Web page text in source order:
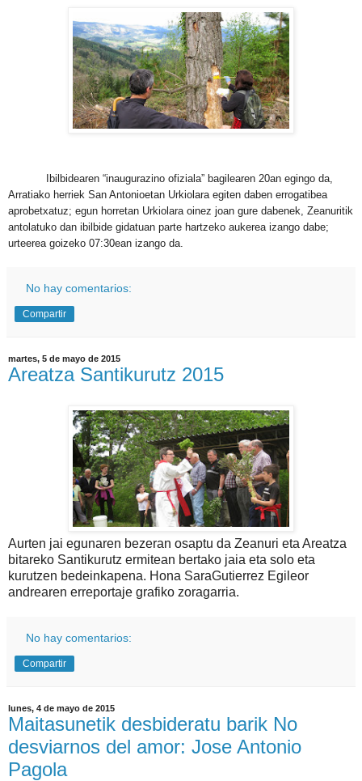
Ibilbidearen “inaugurazino ofiziala” bagilearen 20an egingo da,
Arratiako herriek San Antonioetan Urkiolara egiten daben errogatibea
aprobetxatuz; egun horretan Urkiolara oinez joan gure dabenek, Zeanuritik
antolatuko dan ibilbide gidatuan parte hartzeko aukerea izango dabe;
urteerea goizeko 07:30ean izango da.
No hay comentarios:
Compartir
martes, 5 de mayo de 2015
Areatza Santikurutz 2015
Aurten jai egunaren bezeran osaptu da Zeanuri eta Areatza
bitareko Santikurutz ermitean bertako jaia eta solo eta
kurutzen bedeinkapena. Hona SaraGutierrez Egileor
andrearen erreportaje grafiko zoragarria.
No hay comentarios:
Compartir
lunes, 4 de mayo de 2015
Maitasunetik desbideratu barik No
desviarnos del amor: Jose Antonio
Pagola